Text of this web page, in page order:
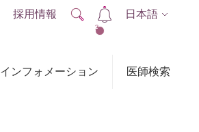
インフォメーション 医師検索
採用情報
2
日本語